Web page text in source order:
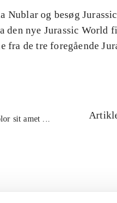
Nublar og besøg
den nye Jurassic World
fra de tre foregående
sit amet ...